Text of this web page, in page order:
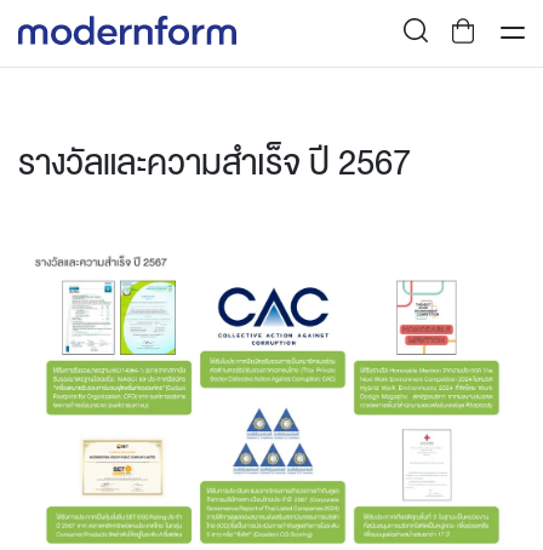
รางวัลและความสำเร็จ ปี 2567